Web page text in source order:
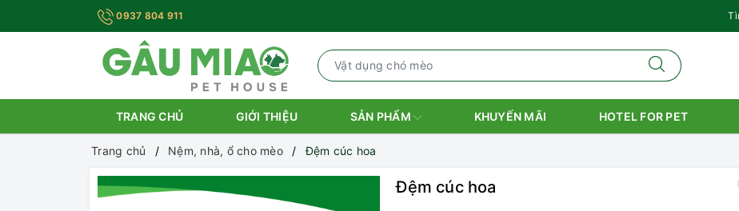
0937 804 911
TRANG CHỦ GIỚI THIỆU SẢN PHẨM KHUYẾN MÃI HOTEL FOR PET
Trang chủ Nệm, nhà, ổ cho mèo Đệm cúc hoa
Đệm cúc hoa